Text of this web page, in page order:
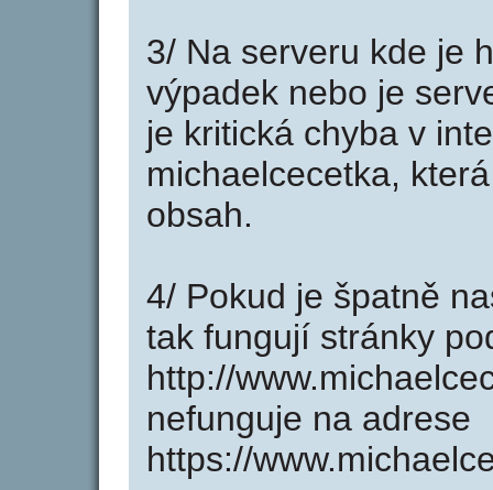
3/ Na serveru kde je
výpadek nebo je
je kritická chyba v
michaelcecetka,
obsah.
4/ Pokud je špatně
tak fungují stránky
http://
nefunguje na adrese
https://